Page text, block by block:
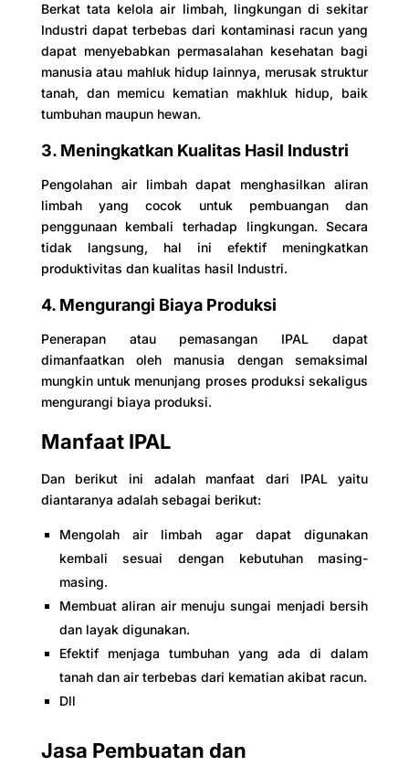
Berkat tata kelola air limbah, lingkungan di sekitar
Industri dapat terbebas dari kontaminasi racun yang
dapat menyebabkan permasalahan kesehatan bagi
manusia atau mahluk hidup lainnya, merusak struktur
tanah, dan memicu kematian makhluk hidup, baik
tumbuhan maupun hewan.
3. Meningkatkan Kualitas Hasil Industri
Pengolahan air limbah dapat menghasilkan aliran
limbah yang cocok untuk pembuangan dan
penggunaan kembali terhadap lingkungan. Secara
tidak langsung, hal ini efektif meningkatkan
produktivitas dan kualitas hasil Industri.
4. Mengurangi Biaya Produksi
Penerapan atau pemasangan IPAL dapat
dimanfaatkan oleh manusia dengan semaksimal
mungkin untuk menunjang proses produksi sekaligus
mengurangi biaya produksi.
Manfaat IPAL
Dan berikut ini adalah manfaat dari IPAL yaitu
diantaranya adalah sebagai berikut:
Mengolah air limbah agar dapat digunakan
kembali sesuai dengan kebutuhan masing-
masing.
Membuat aliran air menuju sungai menjadi bersih
dan layak digunakan.
Efektif menjaga tumbuhan yang ada di dalam
tanah dan air terbebas dari kematian akibat racun.
Dll
Jasa Pembuatan dan